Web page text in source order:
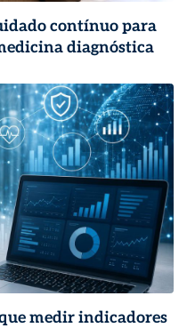
contínuo para
diagnóstica
medir indicadores